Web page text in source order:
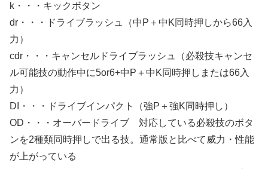
k・・・キックボタン
dr・・・ドライブラッシュ（中P＋中K同時押しから66入
力）
cdr・・・キャンセルドライブラッシュ（必殺技キャンセ
ル可能技の動作中に5or6+中P＋中K同時押しまたは66入
力）
DI・・・ドライブインパクト（強P＋強K同時押し）
OD・・・オーバードライブ 対応している必殺技のボタ
ンを2種類同時押しで出る技。通常版と比べて威力・性能
が上がっている